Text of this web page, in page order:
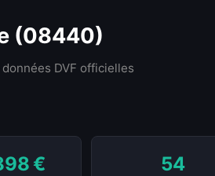
(08440)
DVF officielles
€ 54